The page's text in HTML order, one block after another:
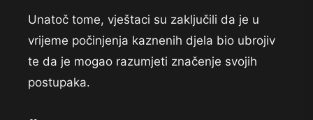
Unatoč tome, vještaci su zaključili da je u
vrijeme počinjenja kaznenih djela bio ubrojiv
te da je mogao razumjeti značenje svojih
postupaka.